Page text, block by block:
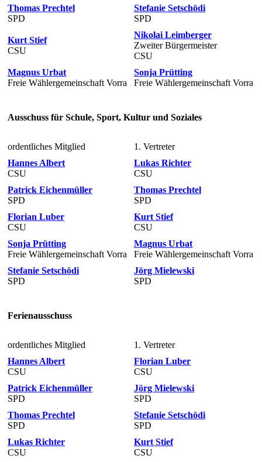
Thomas Prechtel
SPD
Stefanie Setschödi
SPD
Kurt Stief
CSU
Nikolai Leimberger
Zweiter Bürgermeister
CSU
Magnus Urbat
Freie Wählergemeinschaft Vorra
Sonja Prütting
Freie Wählergemeinschaft Vorra
Ausschuss für Schule, Sport, Kultur und Soziales
ordentliches Mitglied
1. Vertreter
Hannes Albert
CSU
Lukas Richter
CSU
Patrick Eichenmüller
SPD
Thomas Prechtel
SPD
Florian Luber
CSU
Kurt Stief
CSU
Sonja Prütting
Freie Wählergemeinschaft Vorra
Magnus Urbat
Freie Wählergemeinschaft Vorra
Stefanie Setschödi
SPD
Jörg Mielewski
SPD
Ferienausschuss
ordentliches Mitglied
1. Vertreter
Hannes Albert
CSU
Florian Luber
CSU
Patrick Eichenmüller
SPD
Jörg Mielewski
SPD
Thomas Prechtel
SPD
Stefanie Setschödi
SPD
Lukas Richter
CSU
Kurt Stief
CSU